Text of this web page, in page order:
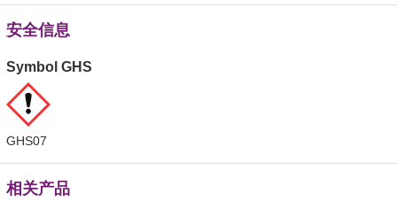
安全信息
Symbol GHS
GHS07
相关产品